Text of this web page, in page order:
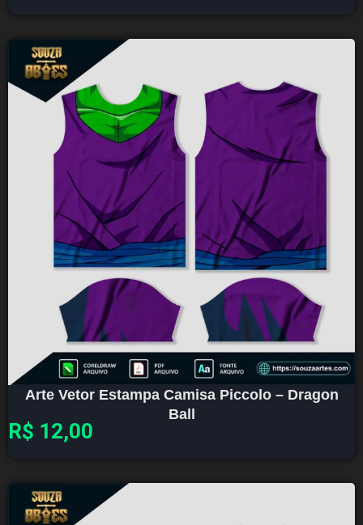
Arte Vetor Estampa Camisa Piccolo – Dragon
Ball
R$ 12,00